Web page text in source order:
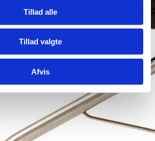
Tillad alle
Tillad valgte
Afvis